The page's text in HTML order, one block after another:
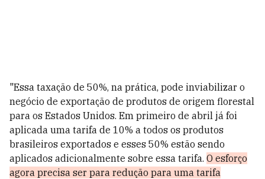
"Essa taxação de 50%, na prática, pode inviabilizar o
negócio de exportação de produtos de origem florestal
para os Estados Unidos. Em primeiro de abril já foi
aplicada uma tarifa de 10% a todos os produtos
brasileiros exportados e esses 50% estão sendo
aplicados adicionalmente sobre essa tarifa. O esforço
agora precisa ser para redução para uma tarifa